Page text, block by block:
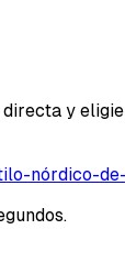
y
nórdico-